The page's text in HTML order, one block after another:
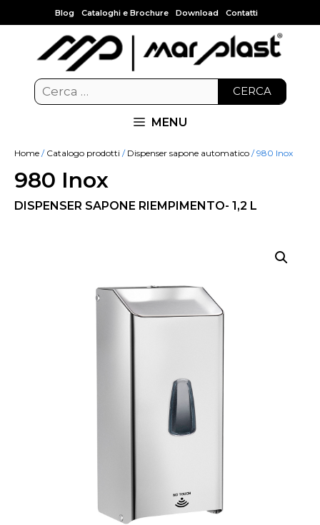
Blog Cataloghi e Brochure Download Contatti
CERCA
MENU
Home / Catalogo prodotti / Dispenser sapone automatico / 980 Inox
980 Inox
DISPENSER SAPONE RIEMPIMENTO- 1,2 L